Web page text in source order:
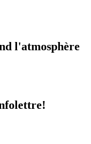
l'atmosphère